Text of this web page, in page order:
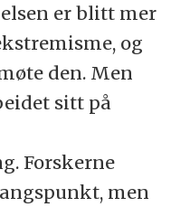
er blitt mer
og
den. Men
sitt på
Forskerne
men